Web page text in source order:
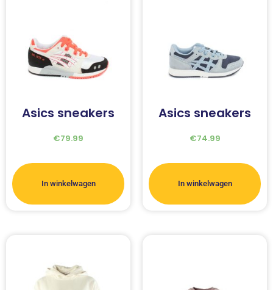
Asics sneakers
€79.99
In winkelwagen
Asics sneakers
€74.99
In winkelwagen